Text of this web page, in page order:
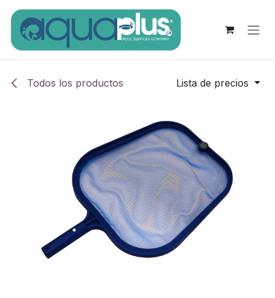
Ir al contenido
Todos los productos Lista de precios